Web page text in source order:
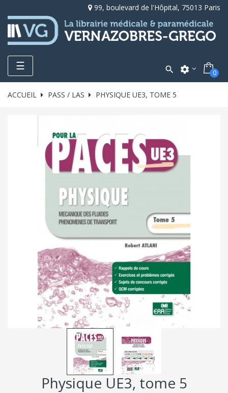
99, boulevard de l'Hôpital, 75013 Paris
Toggle
navigation
☰  settings 0
ACCUEIL PASS / LAS PHYSIQUE UE3, TOME 5
Physique UE3, tome 5